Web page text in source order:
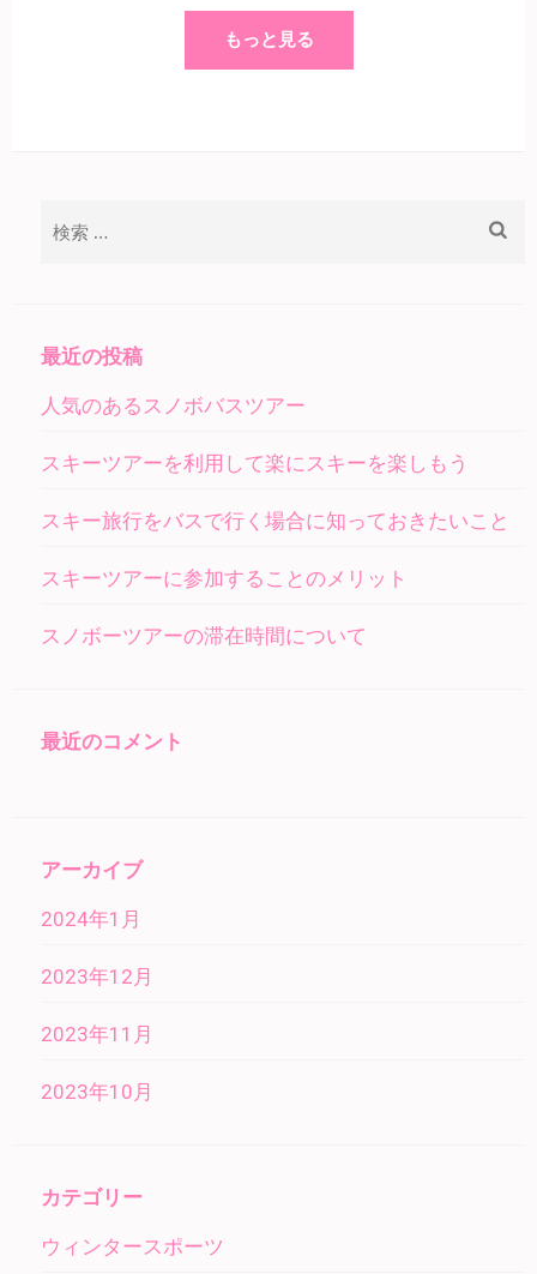
もっと見る
最近の投稿
人気のあるスノボバスツアー
スキーツアーを利用して楽にスキーを楽しもう
スキー旅行をバスで行く場合に知っておきたいこと
スキーツアーに参加することのメリット
スノボーツアーの滞在時間について
最近のコメント
アーカイブ
2024年1月
2023年12月
2023年11月
2023年10月
カテゴリー
ウィンタースポーツ